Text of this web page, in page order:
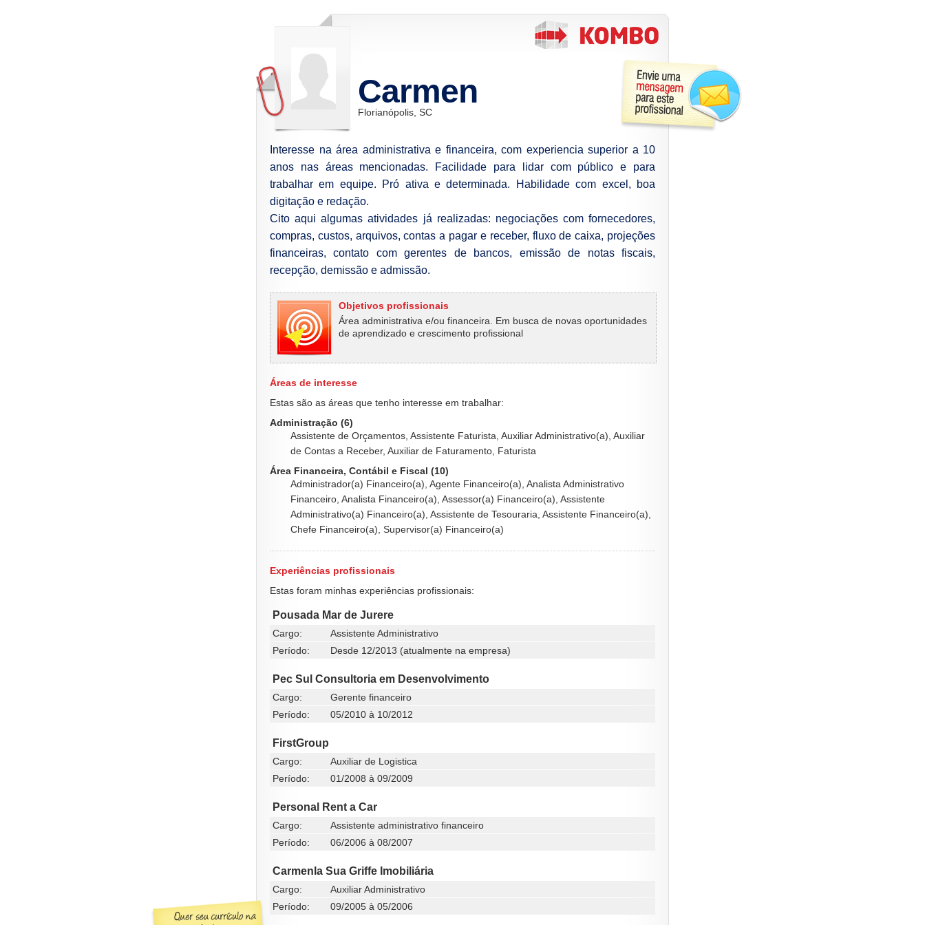
Carmen
Florianópolis, SC
Interesse na área administrativa e financeira, com experiencia superior a 10
anos nas áreas mencionadas. Facilidade para lidar com público e para
trabalhar em equipe. Pró ativa e determinada. Habilidade com excel, boa
digitação e redação.
Cito aqui algumas atividades já realizadas: negociações com fornecedores,
compras, custos, arquivos, contas a pagar e receber, fluxo de caixa, projeções
financeiras, contato com gerentes de bancos, emissão de notas fiscais,
recepção, demissão e admissão.
Objetivos profissionais
Área administrativa e/ou financeira. Em busca de novas oportunidades
de aprendizado e crescimento profissional
Áreas de interesse
Estas são as áreas que tenho interesse em trabalhar:
Administração (6)
Assistente de Orçamentos, Assistente Faturista, Auxiliar Administrativo(a), Auxiliar
de Contas a Receber, Auxiliar de Faturamento, Faturista
Área Financeira, Contábil e Fiscal (10)
Administrador(a) Financeiro(a), Agente Financeiro(a), Analista Administrativo
Financeiro, Analista Financeiro(a), Assessor(a) Financeiro(a), Assistente
Administrativo(a) Financeiro(a), Assistente de Tesouraria, Assistente Financeiro(a),
Chefe Financeiro(a), Supervisor(a) Financeiro(a)
Experiências profissionais
Estas foram minhas experiências profissionais:
Pousada Mar de Jurere
Cargo:
Assistente Administrativo
Período:
Desde 12/2013 (atualmente na empresa)
Pec Sul Consultoria em Desenvolvimento
Cargo:
Gerente financeiro
Período:
05/2010 à 10/2012
FirstGroup
Cargo:
Auxiliar de Logistica
Período:
01/2008 à 09/2009
Personal Rent a Car
Cargo:
Assistente administrativo financeiro
Período:
06/2006 à 08/2007
Carmenla Sua Griffe Imobiliária
Cargo:
Auxiliar Administrativo
Período:
09/2005 à 05/2006